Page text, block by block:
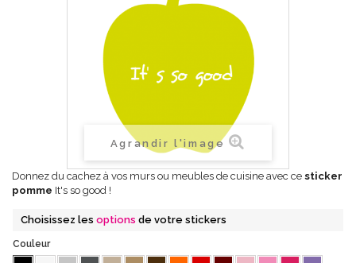
Agrandir l'image
Donnez du cachez à vos murs ou meubles de cuisine avec ce sticker
pomme It's so good !
Choisissez les options de votre stickers
Couleur